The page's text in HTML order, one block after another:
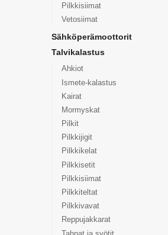
Pilkkisiimat
Vetosiimat
Sähköperämoottorit
Talvikalastus
Ahkiot
Ismete-kalastus
Kairat
Mormyskat
Pilkit
Pilkkijigit
Pilkkikelat
Pilkkisetit
Pilkkisiimat
Pilkkiteltat
Pilkkivavat
Reppujakkarat